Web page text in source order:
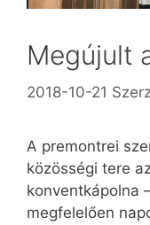
Megújult
2018-10-21
A premontrei
közösségi tere
konventkápolna
megfelelően